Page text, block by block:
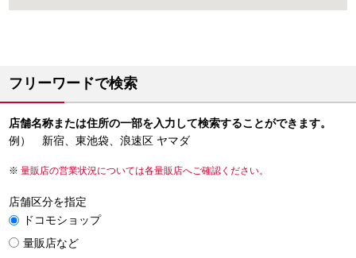
フリーワードで検索
店舗名称または住所の一部を入力して検索することができます。
例） 新宿、東池袋、浪速区 ヤマダ
量販店の営業状況については各量販店へご確認ください。
店舗区分を指定
ドコモショップ
量販店など